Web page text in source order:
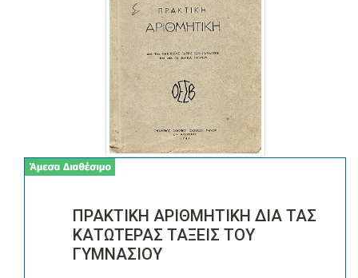
ΠΡΑΚΤΙΚΗ ΑΡΙΘΜΗΤΙΚΗ ΔΙΑ ΤΑΣ
ΚΑΤΩΤΕΡΑΣ ΤΑΞΕΙΣ ΤΟΥ
ΓΥΜΝΑΣΙΟΥ